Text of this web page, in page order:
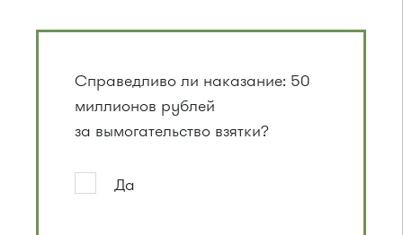
Справедливо ли наказание: 50
миллионов рублей
за вымогательство взятки?
Да